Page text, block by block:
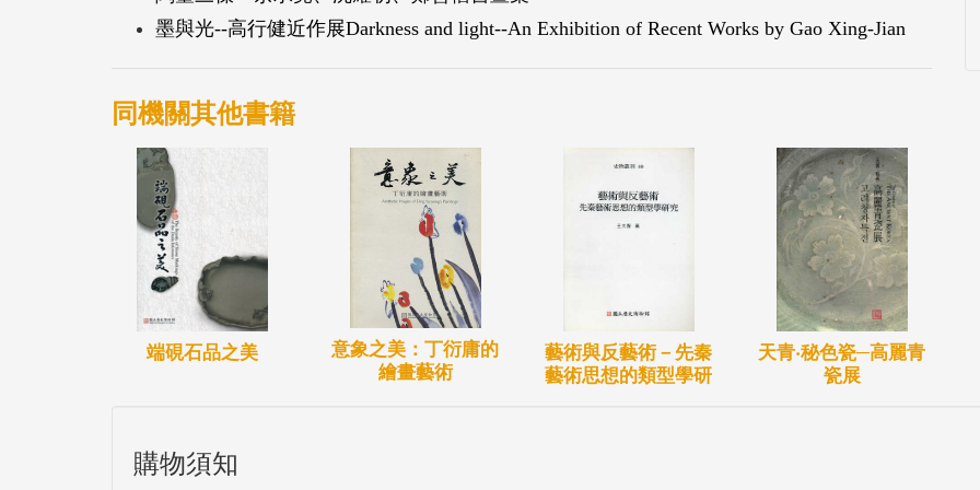
墨與光--高行健近作展Darkness and light--An Exhibition of Recent Works by Gao Xing-Jian
同機關其他書籍
端硯石品之美
意象之美：丁衍庸的
繪畫藝術
藝術與反藝術－先秦
藝術思想的類型學研
天青‧秘色瓷─高麗青
瓷展
購物須知